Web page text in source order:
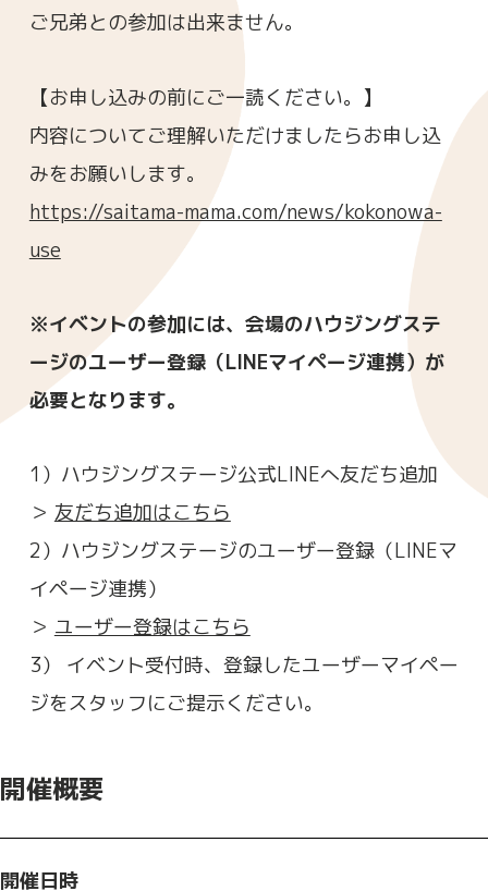
ご兄弟との参加は出来ません。
【お申し込みの前にご一読ください。】
内容についてご理解いただけましたらお申し込
みをお願いします。
https://saitama-mama.com/news/kokonowa-
use
※イベントの参加には、会場のハウジングステ
ージのユーザー登録（LINEマイページ連携）が
必要となります。
1）ハウジングステージ公式LINEへ友だち追加
＞ 友だち追加はこちら
2）ハウジングステージのユーザー登録（LINEマ
イページ連携）
＞ ユーザー登録はこちら
3） イベント受付時、登録したユーザーマイペー
ジをスタッフにご提示ください。
開催概要
開催日時